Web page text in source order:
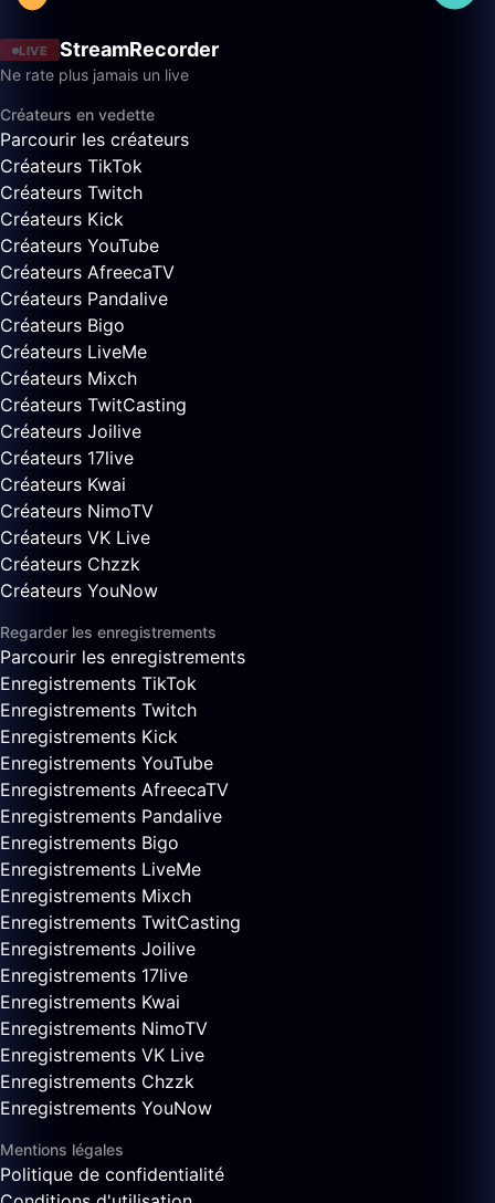
LIVE StreamRecorder
Ne rate plus jamais un live
Créateurs en vedette
Parcourir les créateurs
Créateurs TikTok
Créateurs Twitch
Créateurs Kick
Créateurs YouTube
Créateurs AfreecaTV
Créateurs Pandalive
Créateurs Bigo
Créateurs LiveMe
Créateurs Mixch
Créateurs TwitCasting
Créateurs Joilive
Créateurs 17live
Créateurs Kwai
Créateurs NimoTV
Créateurs VK Live
Créateurs Chzzk
Créateurs YouNow
Regarder les enregistrements
Parcourir les enregistrements
Enregistrements TikTok
Enregistrements Twitch
Enregistrements Kick
Enregistrements YouTube
Enregistrements AfreecaTV
Enregistrements Pandalive
Enregistrements Bigo
Enregistrements LiveMe
Enregistrements Mixch
Enregistrements TwitCasting
Enregistrements Joilive
Enregistrements 17live
Enregistrements Kwai
Enregistrements NimoTV
Enregistrements VK Live
Enregistrements Chzzk
Enregistrements YouNow
Mentions légales
Politique de confidentialité